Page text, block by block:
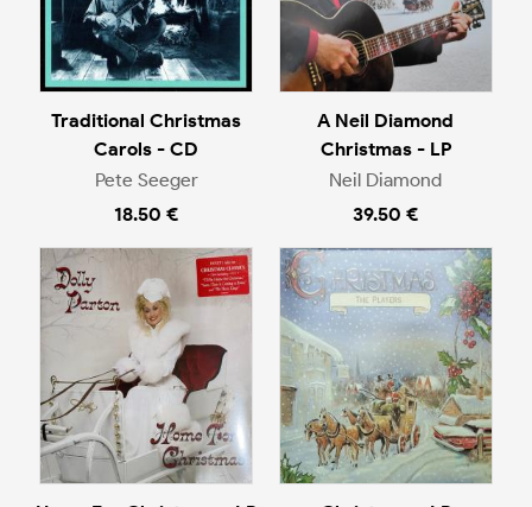
Traditional Christmas
Carols - CD
Pete Seeger
18.50 €
A Neil Diamond
Christmas - LP
Neil Diamond
39.50 €